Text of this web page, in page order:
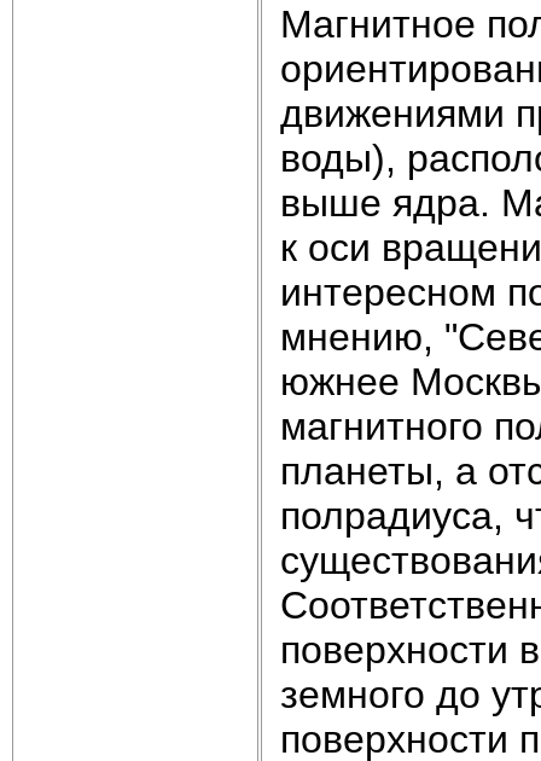
Магнитное
движениями
воды),
выше ядра.
к оси
интересном
мнению,
южнее
магнитного
планеты, а
полрадиуса,
поверхности
земного до
поверхности